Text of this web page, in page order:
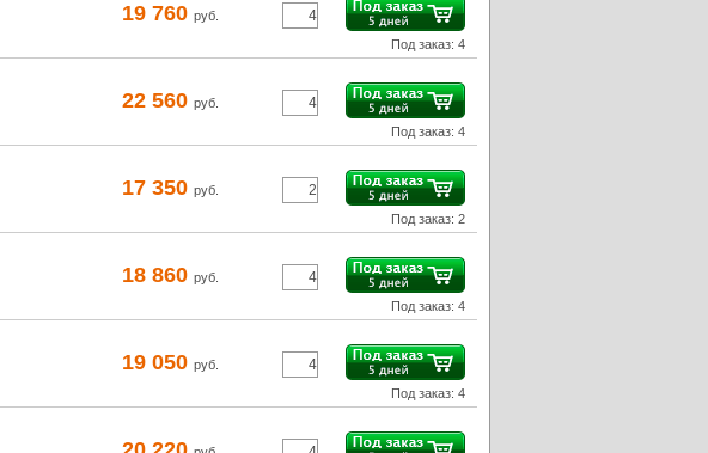
19 760 руб.
Под заказ: 4
22 560 руб.
Под заказ: 4
17 350 руб.
Под заказ: 2
18 860 руб.
Под заказ: 4
19 050 руб.
Под заказ: 4